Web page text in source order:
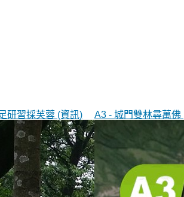
研習採芙蓉 (資訊) A3 - 城門雙林尋萬佛